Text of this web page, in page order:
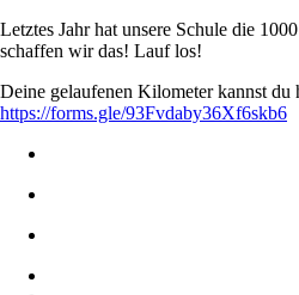
Letztes Jahr hat unsere Schule die
schaffen wir das! Lauf los!
Deine gelaufenen Kilometer kannst du
https://forms.gle/93Fvdaby36Xf6skb6